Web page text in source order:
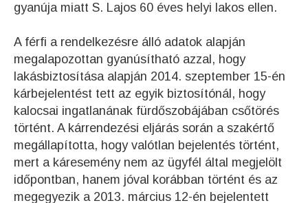
gyanúja miatt S. Lajos 60 éves helyi lakos ellen.
A férfi a rendelkezésre álló adatok alapján
megalapozottan gyanúsítható azzal, hogy
lakásbiztosítása alapján 2014. szeptember 15-én
kárbejelentést tett az egyik biztosítónál, hogy
kalocsai ingatlanának fürdőszobájában csőtörés
történt. A kárrendezési eljárás során a szakértő
megállapította, hogy valótlan bejelentés történt,
mert a káresemény nem az ügyfél által megjelölt
időpontban, hanem jóval korábban történt és az
megegyezik a 2013. március 12-én bejelentett